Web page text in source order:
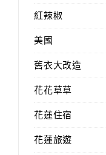
紅辣椒
美國
舊衣大改造
花花草草
花蓮住宿
花蓮旅遊